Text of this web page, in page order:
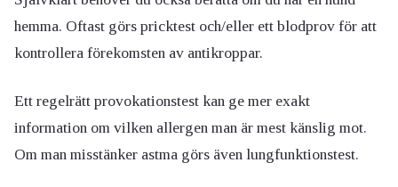
hemma. Oftast görs pricktest och/eller ett blodprov för att
kontrollera förekomsten av antikroppar.
Ett regelrätt provokationstest kan ge mer exakt
information om vilken allergen man är mest känslig mot.
Om man misstänker astma görs även lungfunktionstest.